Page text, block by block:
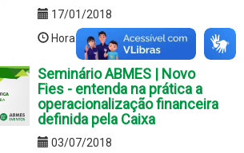
17/01/2018
Hora:Das 10h às 11h30
Seminário ABMES | Novo
Fies - entenda na prática a
operacionalização financeira
definida pela Caixa
03/07/2018